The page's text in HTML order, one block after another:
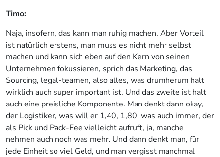
Timo:
Naja, insofern, das kann man ruhig machen. Aber Vorteil
ist natürlich erstens, man muss es nicht mehr selbst
machen und kann sich eben auf den Kern von seinen
Unternehmen fokussieren, sprich das Marketing, das
Sourcing, legal-teamen, also alles, was drumherum halt
wirklich auch super important ist. Und das zweite ist halt
auch eine preisliche Komponente. Man denkt dann okay,
der Logistiker, was will er 1,40, 1,80, was auch immer, der
als Pick und Pack-Fee vielleicht aufruft, ja, manche
nehmen auch noch was mehr. Und dann denkt man, für
jede Einheit so viel Geld, und man vergisst manchmal